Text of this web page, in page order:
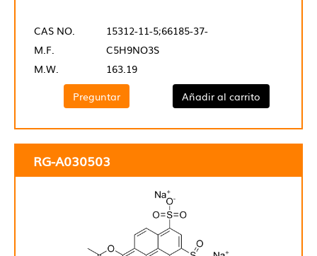
CAS NO.
15312-11-5;66185-37-
M.F.
C5H9NO3S
M.W.
163.19
Preguntar
Añadir al carrito
RG-A030503